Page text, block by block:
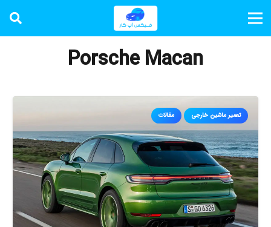
Porsche Macan
تعمیر ماشین خارجی مقالات